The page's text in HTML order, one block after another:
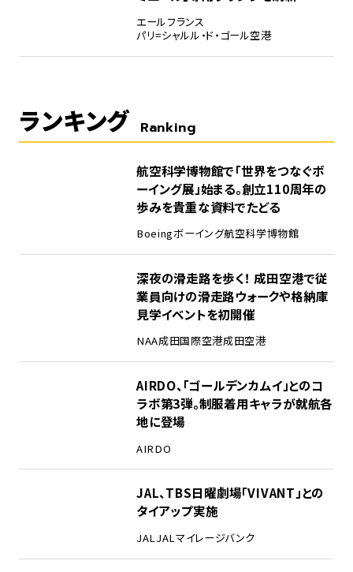
エールフランス
パリ=シャルル・ド・ゴール空港
ランキング Ranking
航空科学博物館で「世界をつなぐボ
ーイング展」始まる。創立110周年の
歩みを貴重な資料でたどる
Boeingボーイング航空科学博物館
深夜の滑走路を歩く！ 成田空港で従
業員向けの滑走路ウォークや格納庫
見学イベントを初開催
NAA成田国際空港成田空港
AIRDO、「ゴールデンカムイ」とのコ
ラボ第3弾。制服着用キャラが就航各
地に登場
AIRDO
JAL、TBS日曜劇場「VIVANT」との
タイアップ実施
JAL JALマイレージバンク